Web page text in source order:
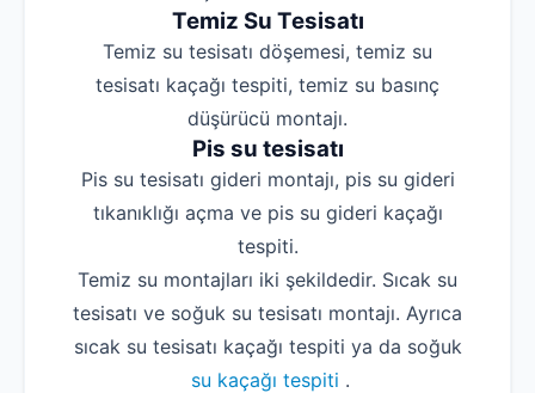
Temiz Su Tesisatı
Temiz su tesisatı döşemesi, temiz su
tesisatı kaçağı tespiti, temiz su basınç
düşürücü montajı.
Pis su tesisatı
Pis su tesisatı gideri montajı, pis su gideri
tıkanıklığı açma ve pis su gideri kaçağı
tespiti.
Temiz su montajları iki şekildedir. Sıcak su
tesisatı ve soğuk su tesisatı montajı. Ayrıca
sıcak su tesisatı kaçağı tespiti ya da soğuk
su kaçağı tespiti .